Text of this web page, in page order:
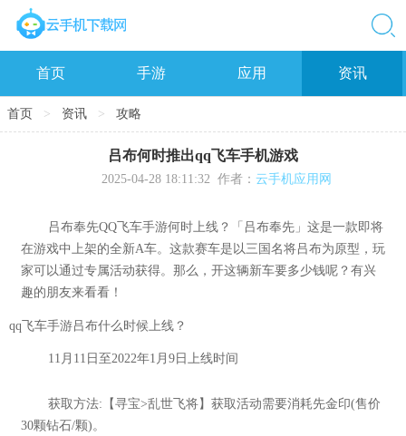
首页 手游 应用 资讯
首页 > 资讯 > 攻略
吕布何时推出qq飞车手机游戏
2025-04-28 18:11:32 作者： 云手机应用网
吕布奉先QQ飞车手游何时上线？「吕布奉先」这是一款即将
在游戏中上架的全新A车。这款赛车是以三国名将吕布为原型，玩
家可以通过专属活动获得。那么，开这辆新车要多少钱呢？有兴
趣的朋友来看看！
qq飞车手游吕布什么时候上线？
11月11日至2022年1月9日上线时间
获取方法:【寻宝>乱世飞将】获取活动需要消耗先金印(售价
30颗钻石/颗)。